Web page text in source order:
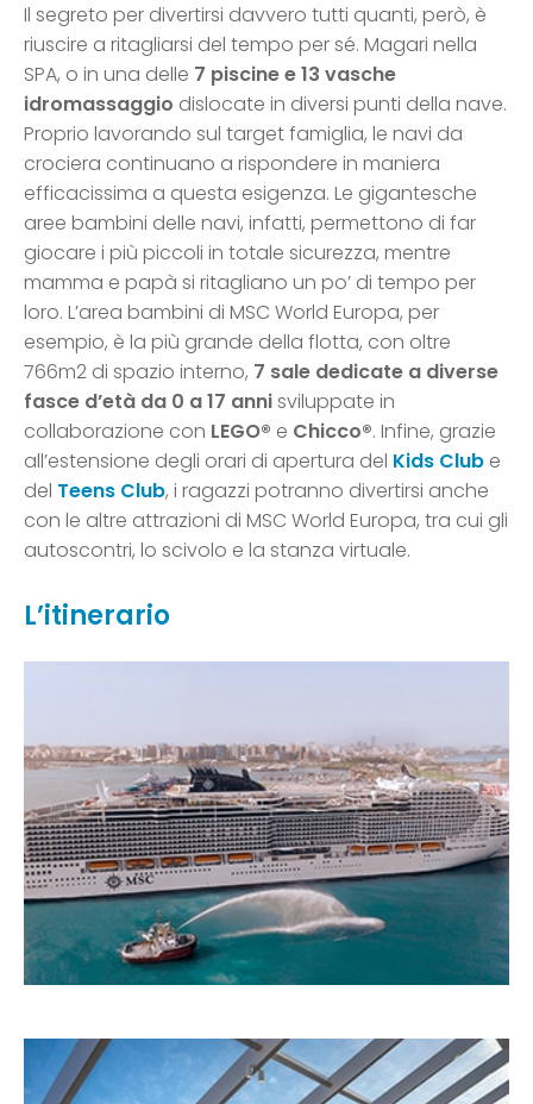
Il segreto per divertirsi davvero tutti quanti, però, è
riuscire a ritagliarsi del tempo per sé. Magari nella
SPA, o in una delle 7 piscine e 13 vasche
idromassaggio dislocate in diversi punti della nave.
Proprio lavorando sul target famiglia, le navi da
crociera continuano a rispondere in maniera
efficacissima a questa esigenza. Le gigantesche
aree bambini delle navi, infatti, permettono di far
giocare i più piccoli in totale sicurezza, mentre
mamma e papà si ritagliano un po’ di tempo per
loro. L’area bambini di MSC World Europa, per
esempio, è la più grande della flotta, con oltre
766m2 di spazio interno, 7 sale dedicate a diverse
fasce d’età da 0 a 17 annisviluppate in
collaborazione con LEGO® e Chicco®. Infine, grazie
all’estensione degli orari di apertura del Kids Club e
del Teens Club, i ragazzi potranno divertirsi anche
con le altre attrazioni di MSC World Europa, tra cui gli
autoscontri, lo scivolo e la stanza virtuale.
L’itinerario